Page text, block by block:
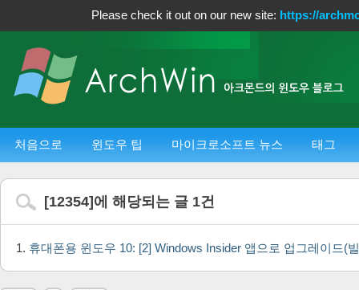
Please check it out on our new site: https://
처음으로 윈도우 팁 마이크로소프트 뉴스 태그
[12354]에 해당되는 글 1건
휴대폰용 윈도우 10: [2] Windows Insider 앱으로 업그레이드(